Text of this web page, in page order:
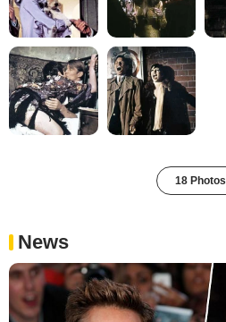
18 Photos
News